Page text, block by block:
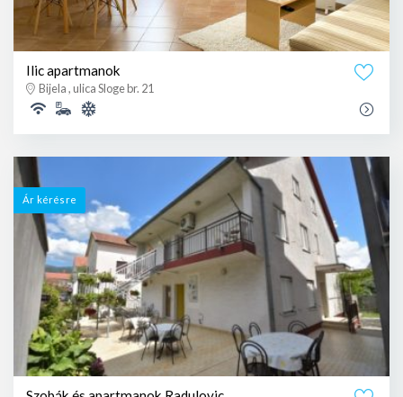
Ilic apartmanok
Bijela , ulica Sloge br. 21
Ár kérésre